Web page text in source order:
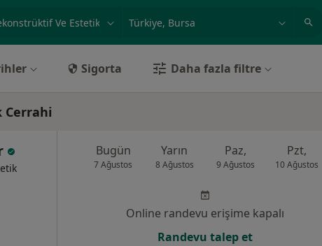
Sigorta Daha fazla filtre
Cerrahi
Bugün
7 Ağustos
Yarın
8 Ağustos
Paz,
9 Ağustos
Pzt,
10 Ağustos
Online randevu erişime kapalı
Randevu talep et